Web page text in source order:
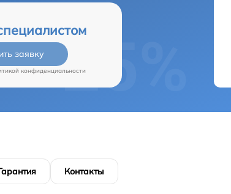
заявку
конфиденциальности
Контакты